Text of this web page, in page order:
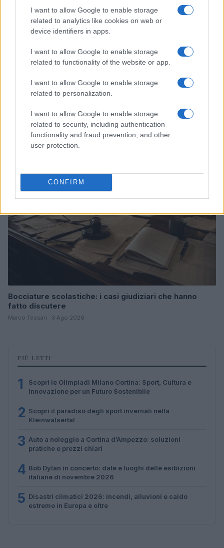
I want to allow Google to enable storage
related to analytics like cookies on web or
device identifiers in apps.
I want to allow Google to enable storage
related to functionality of the website or app.
I want to allow Google to enable storage
related to personalization.
I want to allow Google to enable storage
related to security, including authentication
functionality and fraud prevention, and other
user protection.
CONFIRM
Don Antonio Mazzi: l’ultimo saluto a Milano tra
emozioni e canti
Marco Tessari · 3 Ago 2026
Bocciature scolastiche: i casi giudiziari che hanno
fatto discutere
Marco Tessari · 3 Ago 2026
PIÙ LETTI
1
Scopri le Olimpiadi Milano Cortina: Sport, Cultura e
Innovazione per un Futuro Sostenibile
2 Scopri il paradiso degli sport invernali nella
Kleinwalsertal
3 Auto a noleggio a Cortina d’Ampezzo: soluzioni
pratiche e prezzi chiari
4 Bob Dylan in concerto: date e luoghi delle esibizioni
italiane di novembre 2026
5 Disastri climatici 2026: incendi, alluvioni e caldo
estremo in Europa e oltre